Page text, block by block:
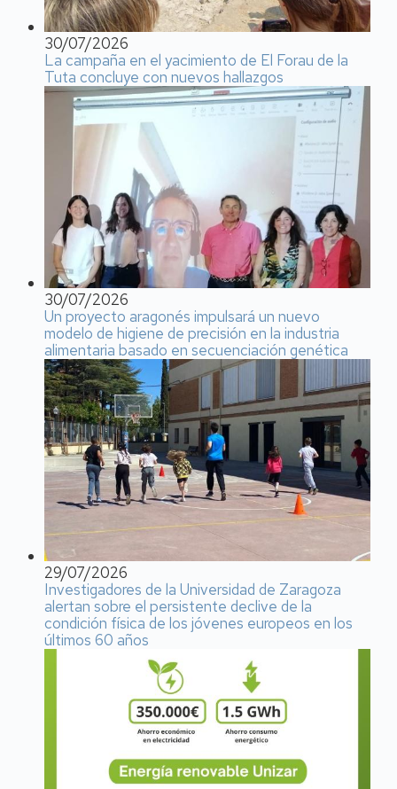
30/07/2026
La campaña en el yacimiento de El Forau de la
Tuta concluye con nuevos hallazgos
30/07/2026
Un proyecto aragonés impulsará un nuevo
modelo de higiene de precisión en la industria
alimentaria basado en secuenciación genética
29/07/2026
Investigadores de la Universidad de Zaragoza
alertan sobre el persistente declive de la
condición física de los jóvenes europeos en los
últimos 60 años